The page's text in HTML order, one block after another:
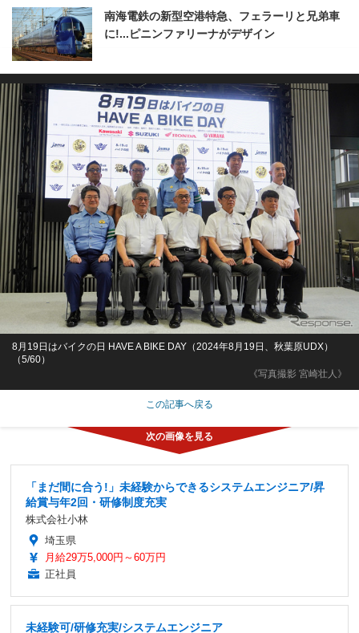
南海電鉄の新型空港特急、フェラーリと兄弟車
に!...ピニンファリーナがデザイン
《写真撮影 宮崎壮人》
8月19日はバイクの日 HAVE A BIKE DAY（2024年8月19日、秋葉原UDX）
（5/60）
この記事へ戻る
「まだ間に合う!」未経験からできるシステムエンジニア/昇
給賞与年2回・研修制度充実
株式会社小林
埼玉県
月給29万5,000円～60万円
正社員
未経験可/研修充実/システムエンジニア